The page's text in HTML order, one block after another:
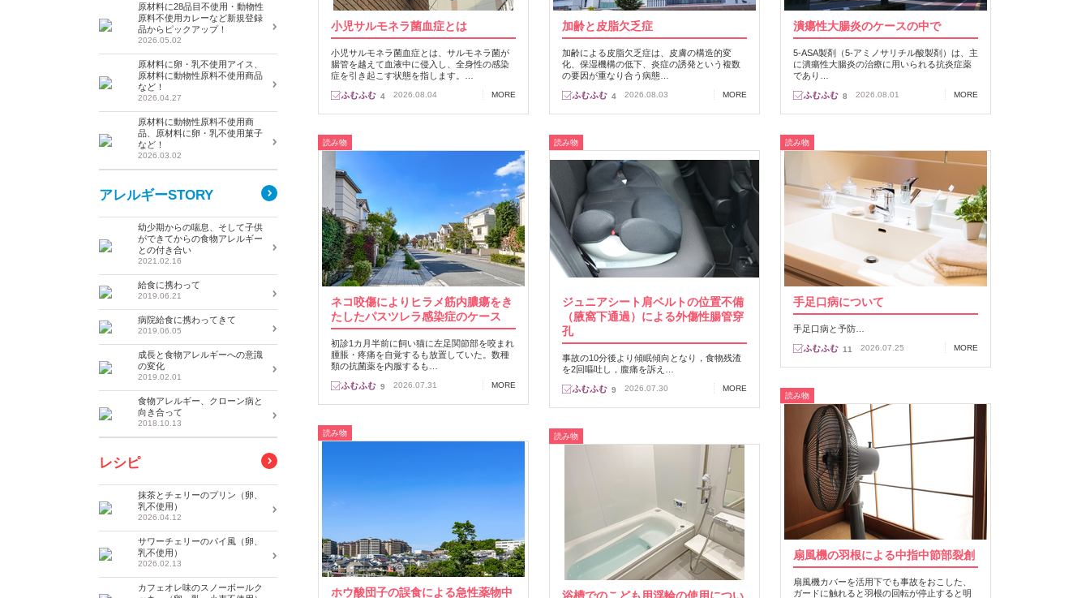
小児サルモネラ菌血症とは
小児サルモネラ菌血症とは、サルモネラ菌が
腸管を越えて血液中に侵入し、全身性の感染
症を引き起こす状態を指します。…
4 2026.08.04 MORE
加齢と皮脂欠乏症
加齢による皮脂欠乏症は、皮膚の構造的変
化、保湿機構の低下、炎症の誘発という複数
の要因が重なり合う病態…
4 2026.08.03 MORE
潰瘍性大腸炎のケースの中で
5-ASA製剤（5-アミノサリチル酸製剤）は、主
に潰瘍性大腸炎の治療に用いられる抗炎症薬
であり…
8 2026.08.01 MORE
読み物
ネコ咬傷によりヒラメ筋内膿瘍をき
たしたパスツレラ感染症のケース
初診1カ月半前に飼い猫に左足関節部を咬まれ
腫脹・疼痛を自覚するも放置していた。数種
類の抗菌薬を内服するも…
9 2026.07.31 MORE
読み物
ジュニアシート肩ベルトの位置不備
（腋窩下通過）による外傷性腸管穿
孔
事故の10分後より傾眠傾向となり，食物残渣
を2回嘔吐し，腹痛を訴え…
9 2026.07.30 MORE
読み物
手足口病について
手足口病と予防…
11 2026.07.25 MORE
読み物
扇風機の羽根による中指中節部裂創
扇風機カバーを活用下でも事故をおこした、
ガードに触れると羽根の回転が停止すると明
読み物
ホウ酸団子の誤食による急性薬物中
読み物
浴槽でのこども用浮輪の使用につい
原材料に28品目不使用・動物性
原料不使用カレーなど新規登録
品からピックアップ！
2026.05.02
原材料に卵・乳不使用アイス、
原材料に動物性原料不使用商品
など！
2026.04.27
原材料に動物性原料不使用商
品、原材料に卵・乳不使用菓子
など！
2026.03.02
アレルギーSTORY
幼少期からの喘息、そして子供
ができてからの食物アレルギー
との付き合い
2021.02.16
給食に携わって
2019.06.21
病院給食に携わってきて
2019.06.05
成長と食物アレルギーへの意識
の変化
2019.02.01
食物アレルギー、クローン病と
向き合って
2018.10.13
レシピ
抹茶とチェリーのプリン（卵、
乳不使用）
2026.04.12
サワーチェリーのパイ風（卵、
乳不使用）
2026.02.13
カフェオレ味のスノーボールク